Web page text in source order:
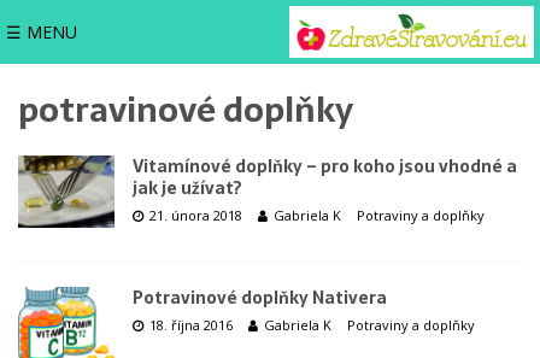
☰ MENU
potravinové doplňky
Vitamínové doplňky – pro koho jsou vhodné a
jak je užívat?
21. února 2018 Gabriela K Potraviny a doplňky
Potravinové doplňky Nativera
18. října 2016 Gabriela K Potraviny a doplňky